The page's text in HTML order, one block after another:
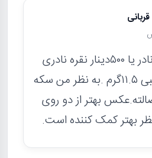
سکه روپی نادر یا ۵۰۰دینار نقره نادری
با وزن تقریبی ۱۱.۵گرم .به نظر من سکه
بهتر از دو روی
بهتر کمک کننده است.